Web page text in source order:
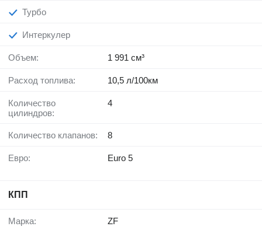
Турбо
Интеркулер
Объем: 1 991 см³
Расход топлива: 10,5 л/100км
Количество
цилиндров:
4
Количество клапанов: 8
Евро: Euro 5
КПП
Марка: ZF